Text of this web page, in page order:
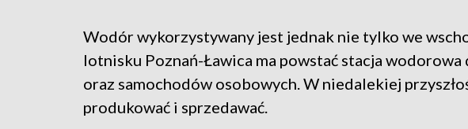
Wodór wykorzystywany jest jednak nie tylko we
lotnisku Poznań-Ławica ma powstać stacja
oraz samochodów osobowych. W niedalekiej
produkować i sprzedawać.